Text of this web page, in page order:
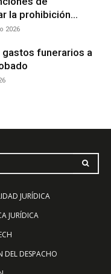
la prohibición...
2026
funerarios a
JURÍDICA
JURÍDICA
DEL DESPACHO